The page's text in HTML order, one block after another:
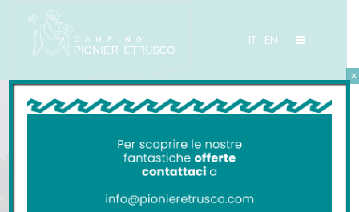
IT EN
CAMPING PIONIER ETRUSCO
×